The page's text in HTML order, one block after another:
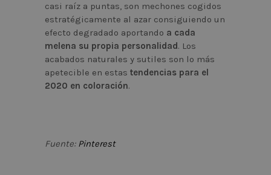
casi raíz a puntas, son mechones cogidos
estratégicamente al azar consiguiendo un
efecto degradado aportando a cada
melena su propia personalidad. Los
acabados naturales y sutiles son lo más
apetecible en estas tendencias para el
2020 en coloración.
Fuente: Pinterest